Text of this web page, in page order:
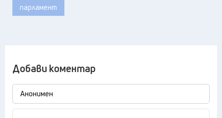
парламент
Добави коментар